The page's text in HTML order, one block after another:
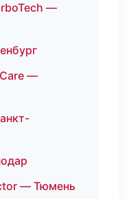
—
—
— Тюмень